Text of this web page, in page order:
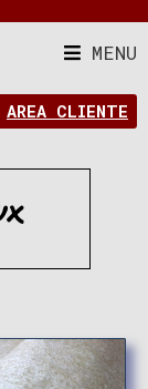
MENU
AREA CLIENTE